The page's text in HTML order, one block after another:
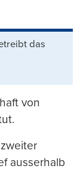
das
von
ausserhalb